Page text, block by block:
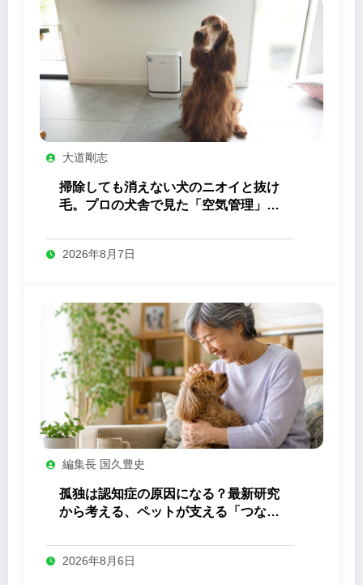
大道剛志
掃除しても消えない犬のニオイと抜け
毛。プロの犬舎で見た「空気管理」の
2026年8月7日
編集長 国久豊史
孤独は認知症の原因になる？最新研究
から考える、ペットが支える「つなが
2026年8月6日